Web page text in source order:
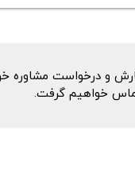
و درخواست مشاوره خود
خواهیم گرفت.